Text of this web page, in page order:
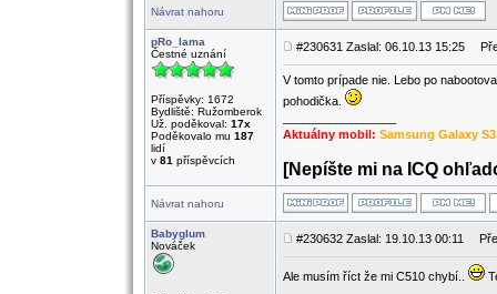
Návrat nahoru
pRo_lama
Čestné uznání
Příspěvky: 1672
Bydliště: Ružomberok
Už. poděkoval: 17x
Poděkovalo mu 187
lidí
v 81 příspěvcích
#230631 Zaslal: 06.10.13 15:25
V tomto prípade nie. Lebo po
pohodička.
Aktuálny mobil: Samsung Galaxy S3
[Nepíšte mi na ICQ
Návrat nahoru
Babyglum
Nováček
#230632 Zaslal: 19.10.13 00:11
Ale musím říct že mi C510 chybí..